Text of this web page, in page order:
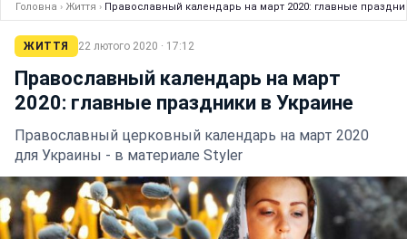
Головна › Життя › Православный календарь на март 2020: главные
ЖИТТЯ 22 лютого 2020 · 17:12
Православный календарь на март
2020: главные праздники в Украине
Православный церковный календарь на март 2020
для Украины - в материале Styler